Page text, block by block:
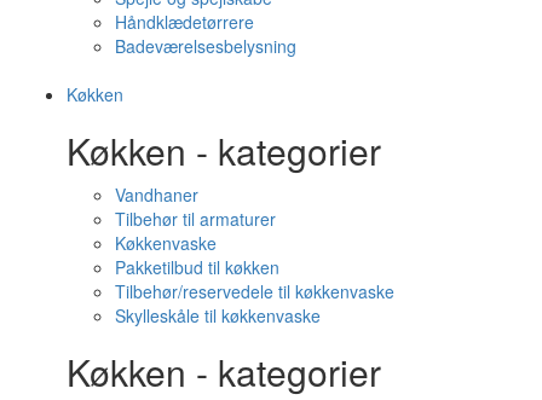
Håndklædetørrere
Badeværelsesbelysning
Køkken
Køkken - kategorier
Vandhaner
Tilbehør til armaturer
Køkkenvaske
Pakketilbud til køkken
Tilbehør/reservedele til køkkenvaske
Skylleskåle til køkkenvaske
Køkken - kategorier